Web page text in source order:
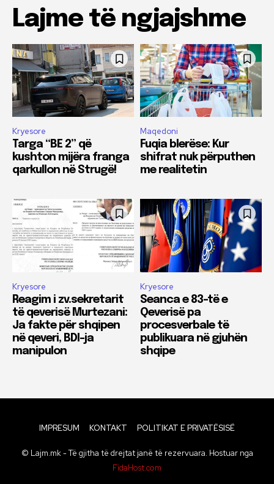
Lajme të ngjajshme
Kryesore
Targa “BE 2” që
kushton mijëra franga
qarkullon në Strugë!
Maqedoni
Fuqia blerëse: Kur
shifrat nuk përputhen
me realitetin
Kryesore
Reagim i zv.sekretarit
të qeverisë Murtezani:
Ja fakte për shqipen
në qeveri, BDI-ja
manipulon
Kryesore
Seanca e 83-të e
Qeverisë pa
procesverbale të
publikuara në gjuhën
shqipe
IMPRESUM KONTAKT POLITIKAT E PRIVATËSISË
© Lajm.mk - Të gjitha të drejtat janë të rezervuara. Hostuar nga
FidaHost.com